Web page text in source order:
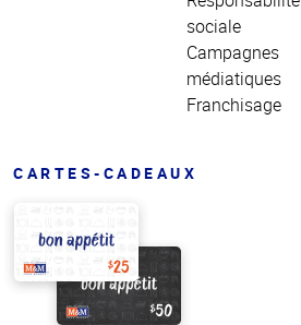
sociale
Campagnes
médiatiques
Franchisage
CARTES-CADEAUX